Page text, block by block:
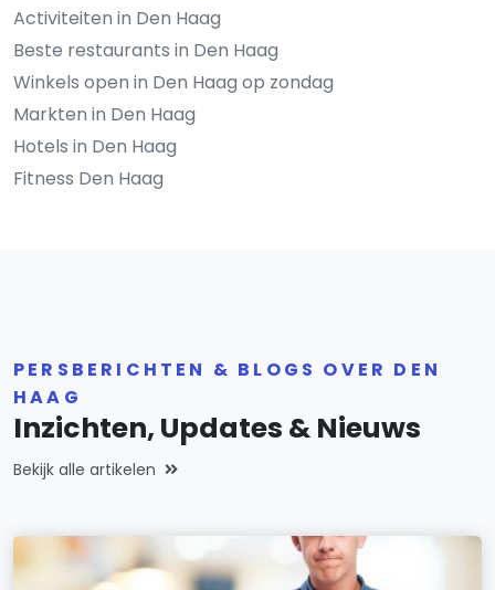
Activiteiten in Den Haag
Beste restaurants in Den Haag
Winkels open in Den Haag op zondag
Markten in Den Haag
Hotels in Den Haag
Fitness Den Haag
PERSBERICHTEN & BLOGS OVER DEN
HAAG
Inzichten, Updates & Nieuws
Bekijk alle artikelen